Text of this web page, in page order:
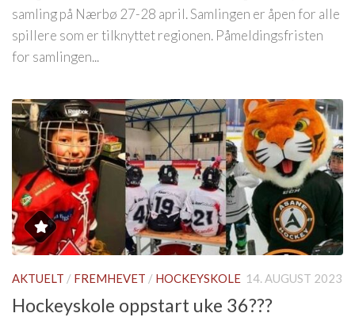
samling på Nærbø 27-28 april. Samlingen er åpen for alle
spillere som er tilknyttet regionen. Påmeldingsfristen
for samlingen...
AKTUELT / FREMHEVET / HOCKEYSKOLE 14. AUGUST 2023
Hockeyskole oppstart uke 36???